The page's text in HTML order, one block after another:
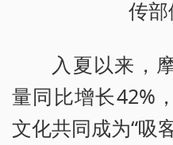
传部
入夏以来，
量同比增长42%
文化共同成为“吸